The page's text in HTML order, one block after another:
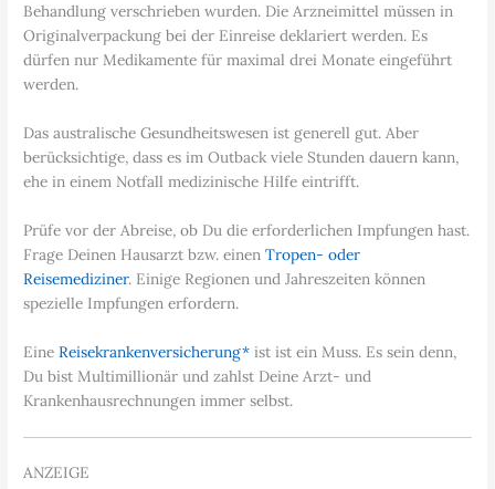
Behandlung verschrieben wurden. Die Arzneimittel müssen in
Originalverpackung bei der Einreise deklariert werden. Es
dürfen nur Medikamente für maximal drei Monate eingeführt
werden.
Das australische Gesundheitswesen ist generell gut. Aber
berücksichtige, dass es im Outback viele Stunden dauern kann,
ehe in einem Notfall medizinische Hilfe eintrifft.
Prüfe vor der Abreise, ob Du die erforderlichen Impfungen hast.
Frage Deinen Hausarzt bzw. einenTropen- oder
Reisemediziner. Einige Regionen und Jahreszeiten können
spezielle Impfungen erfordern.
EineReisekrankenversicherung* ist ist ein Muss. Es sein denn,
Du bist Multimillionär und zahlst Deine Arzt- und
Krankenhausrechnungen immer selbst.
ANZEIGE